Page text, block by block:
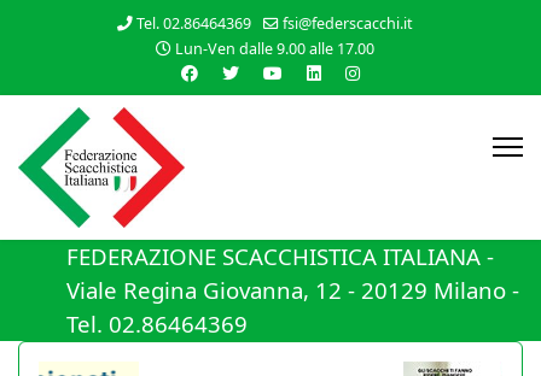
Tel. 02.86464369
fsi@federscacchi.it
Lun-Ven dalle 9.00 alle 17.00
FEDERAZIONE SCACCHISTICA ITALIANA -
Viale Regina Giovanna, 12 - 20129 Milano -
Tel. 02.86464369